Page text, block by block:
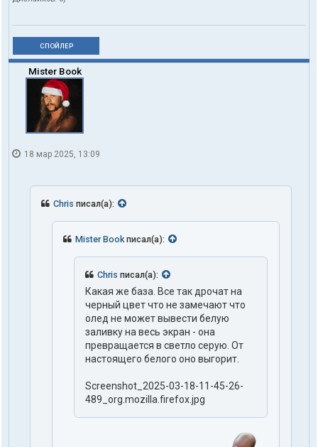
СПОЙЛЕР
Mister Book
18 мар 2025, 13:09
Chris писал(а):
Mister Bookписал(а):
Chris писал(а):
Какая же база. Все так дрочат на
черный цвет что не замечают что
олед не может вывести белую
заливку на весь экран - она
превращается в светло серую. От
настоящего белого оно выгорит.
Screenshot_2025-03-18-11-45-26-
489_org.mozilla.firefox.jpg